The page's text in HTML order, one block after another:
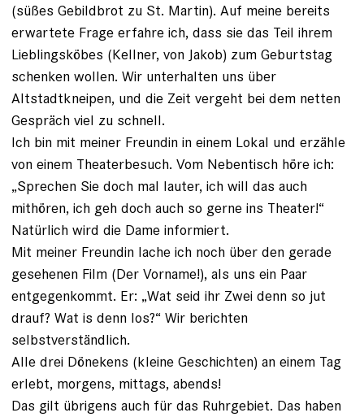
(süßes Gebildbrot zu St. Martin). Auf meine bereits
erwartete Frage erfahre ich, dass sie das Teil ihrem
Lieblingsköbes (Kellner, von Jakob) zum Geburtstag
schenken wollen. Wir unterhalten uns über
Altstadtkneipen, und die Zeit vergeht bei dem netten
Gespräch viel zu schnell.
Ich bin mit meiner Freundin in einem Lokal und erzähle
von einem Theaterbesuch. Vom Nebentisch höre ich:
„Sprechen Sie doch mal lauter, ich will das auch
mithören, ich geh doch auch so gerne ins Theater!“
Natürlich wird die Dame informiert.
Mit meiner Freundin lache ich noch über den gerade
gesehenen Film (Der Vorname!), als uns ein Paar
entgegenkommt. Er: „Wat seid ihr Zwei denn so jut
drauf? Wat is denn los?“ Wir berichten
selbstverständlich.
Alle drei Dönekens (kleine Geschichten) an einem Tag
erlebt, morgens, mittags, abends!
Das gilt übrigens auch für das Ruhrgebiet. Das haben